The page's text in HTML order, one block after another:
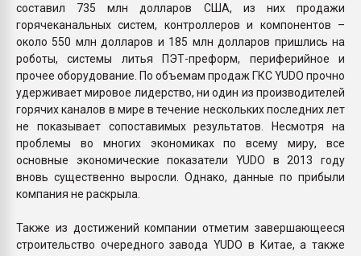
составил 735 млн долларов США, из них продажи
горячеканальных систем, контроллеров и компонентов –
около 550 млн долларов и 185 млн долларов пришлись на
роботы, системы литья ПЭТ-преформ, периферийное и
прочее оборудование. По объемам продаж ГКС YUDO прочно
удерживает мировое лидерство, ни один из производителей
горячих каналов в мире в течение нескольких последних лет
не показывает сопоставимых результатов. Несмотря на
проблемы во многих экономиках по всему миру, все
основные экономические показатели YUDO в 2013 году
вновь существенно выросли. Однако, данные по прибыли
компания не раскрыла.
Также из достижений компании отметим завершающееся
строительство очередного завода YUDO в Китае, а также